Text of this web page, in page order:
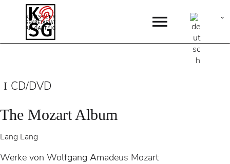
CD/DVD
The Mozart Album
Lang Lang
Werke von Wolfgang Amadeus Mozart